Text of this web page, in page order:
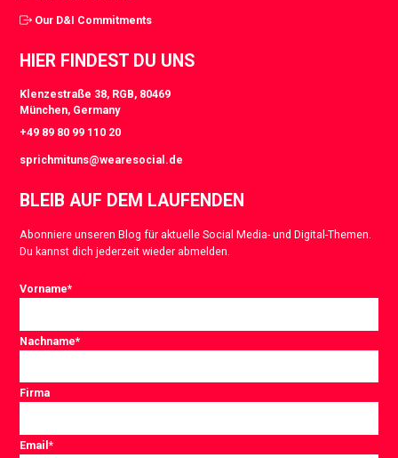
Our D&I Commitments
HIER FINDEST DU UNS
Klenzestraße 38, RGB, 80469
München, Germany
+49 89 80 99 110 20
sprichmituns@wearesocial.de
BLEIB AUF DEM LAUFENDEN
Abonniere unseren Blog für aktuelle Social Media- und Digital-Themen.
Du kannst dich jederzeit wieder abmelden.
Vorname*
Nachname*
Firma
Email*